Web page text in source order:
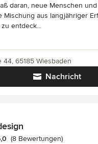
daran, neue Menschen
Mischung aus langjähriger
entdeck...
Nachricht
44, 65185 Wiesbaden
Bewertung: 5 von 5
(8 Bewertungen)